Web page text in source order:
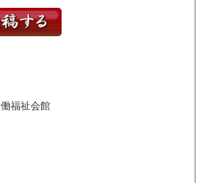
福祉会館